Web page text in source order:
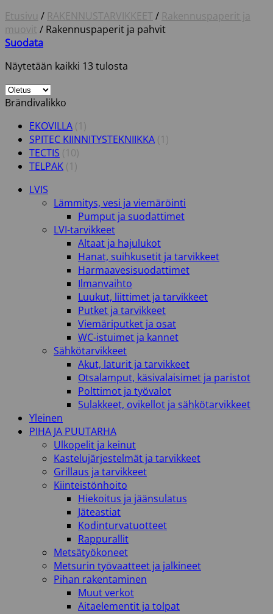
Etusivu / RAKENNUSTARVIKKEET / Rakennuspaperit ja
muovit / Rakennuspaperit ja pahvit
Suodata
Näytetään kaikki 13 tulosta
Brändivalikko
EKOVILLA (1)
SPITEC KIINNITYSTEKNIIKKA (1)
TECTIS (10)
TELPAK (1)
LVIS
Lämmitys, vesi ja viemäröinti
Pumput ja suodattimet
LVI-tarvikkeet
Altaat ja hajulukot
Hanat, suihkusetit ja tarvikkeet
Harmaavesisuodattimet
Ilmanvaihto
Luukut, liittimet ja tarvikkeet
Putket ja tarvikkeet
Viemäriputket ja osat
WC-istuimet ja kannet
Sähkötarvikkeet
Akut, laturit ja tarvikkeet
Otsalamput, käsivalaisimet ja paristot
Polttimot ja työvalot
Sulakkeet, ovikellot ja sähkötarvikkeet
Yleinen
PIHA JA PUUTARHA
Ulkopelit ja keinut
Kastelujärjestelmät ja tarvikkeet
Grillaus ja tarvikkeet
Kiinteistönhoito
Hiekoitus ja jäänsulatus
Jäteastiat
Kodinturvatuotteet
Rappurallit
Metsätyökoneet
Metsurin työvaatteet ja jalkineet
Pihan rakentaminen
Muut verkot
Aitaelementit ja tolpat